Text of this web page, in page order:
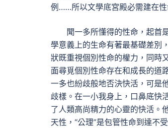
例……所以文學底宮殿必需建在性
聞一多所懂得的性命，起首
學意義上的生命有著最基礎差別
狀既重視個別性命的權力，同時
面尋覓個別性命存在和成長的道
一多也紛歧般地否決快活，可是
歧樣。在一小我身上，口鼻底快
了人類高尚精力的心靈的快活。
天性，“公理”是包管性命到達不